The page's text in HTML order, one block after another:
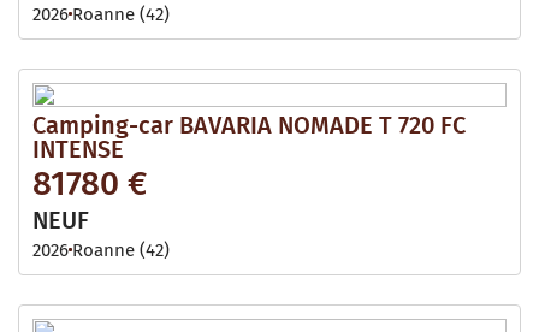
2026 Roanne (42)
Camping-car BAVARIA NOMADE T 720 FC
INTENSE
81780 €
NEUF
2026 Roanne (42)